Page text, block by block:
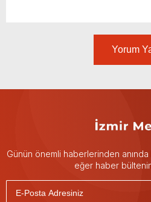
Yorum
Günün önemli haberlerinden
eğer haber